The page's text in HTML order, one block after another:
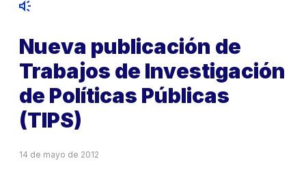
Nueva publicación de
Trabajos de Investigación
de Políticas Públicas
(TIPS)
14 de mayo de 2012